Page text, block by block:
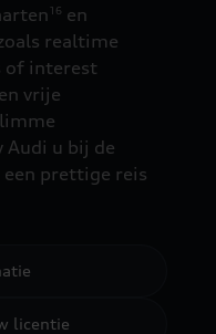
16 en
realtime
of interest
vrije
Audi u bij de
prettige reis
licentie